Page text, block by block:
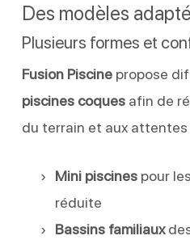
Des modèles
Plusieurs formes et
Fusion Piscinepropose
piscines coquesafin de
du terrain et aux
Mini piscinespour
réduite
Bassins familiaux